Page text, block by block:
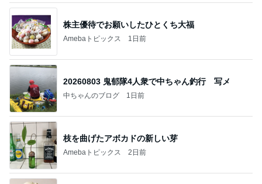
株主優待でお願いしたひとくち大福
Amebaトピックス 1日前
20260803 鬼郁隊4人衆で中ちゃん釣行 写メ
中ちゃんのブログ 1日前
枝を曲げたアボカドの新しい芽
Amebaトピックス 2日前